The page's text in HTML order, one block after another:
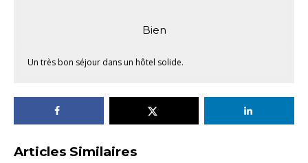
Bien
Un très bon séjour dans un hôtel solide.
Articles Similaires